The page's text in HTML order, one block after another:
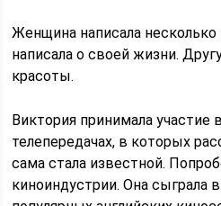
Женщина написала несколько
написала о своей жизни.
красоты.
Виктория принимала участие
телепередачах, в которых
сама стала известной.
киноиндустрии. Она сыграла